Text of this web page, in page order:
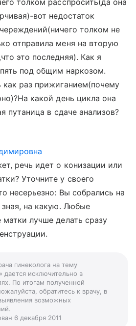
толком расспросить(да она
вот недостаток
толком не
отправила меня на вторую
это последняя). Как я
под общим наркозом.
раз прижиганием(почему
какой день цикла она
путаница в сдаче анализов?
речь идет о конизации или
Уточните у своего
несерьезно: Вы собрались на
на какую. Любые
лучше делать сразу
гинеколога на тему
дается исключительно в
По итогам полученной
обратитесь к врачу, в
возможных
6 декабря 2011